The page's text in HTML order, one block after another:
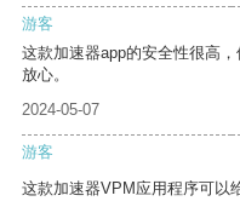
游客
这款加速器app的安全性很高
放心。
2024-05-07
游客
这款加速器VPM应用程序可以